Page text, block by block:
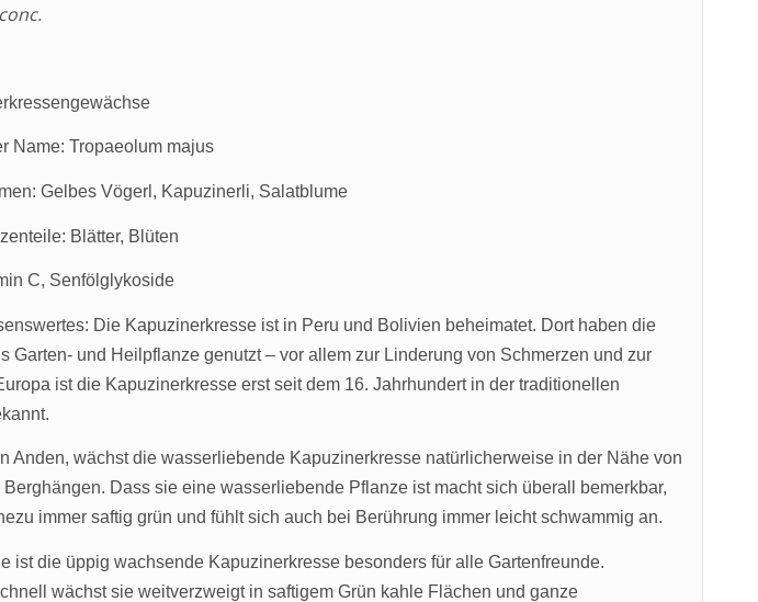
Name: Tropaeolum majus
Gelbes Vögerl, Kapuzinerli, Salatblume
Blätter, Blüten
C, Senfölglykoside
Die Kapuzinerkresse ist in Peru und Bolivien beheimatet. Dort haben die
Garten- und Heilpflanze genutzt – vor allem zur Linderung von Schmerzen und zur
ist die Kapuzinerkresse erst seit dem 16. Jahrhundert in der traditionellen
Anden, wächst die wasserliebende Kapuzinerkresse natürlicherweise in der Nähe von
Dass sie eine wasserliebende Pflanze ist macht sich überall bemerkbar,
immer saftig grün und fühlt sich auch bei Berührung immer leicht schwammig an.
ist die üppig wachsende Kapuzinerkresse besonders für alle Gartenfreunde.
wächst sie weitverzweigt in saftigem Grün kahle Flächen und ganze